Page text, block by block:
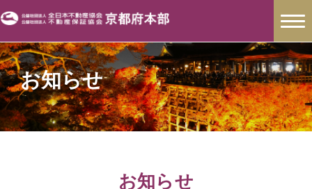
お知らせ
お知らせ